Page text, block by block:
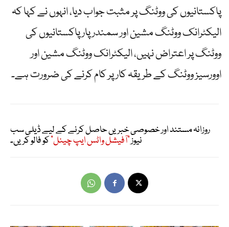
پاکستانیوں کی ووٹنگ پر مثبت جواب دیا، انہوں نے کہا کہ
الیکٹرانک ووٹنگ مشین اور سمندر پار پاکستانیوں کی
ووٹنگ پر اعتراض نہیں، الیکٹرانک ووٹنگ مشین اور
اوورسیز ووٹنگ کے طریقہ کار پر کام کرنے کی ضرورت ہے۔
روزانہ مستند اور خصوصی خبریں حاصل کرنے کے لیے ڈیلی سب
نیوز"آفیشل واٹس ایپ چینل"کو فالو کریں۔